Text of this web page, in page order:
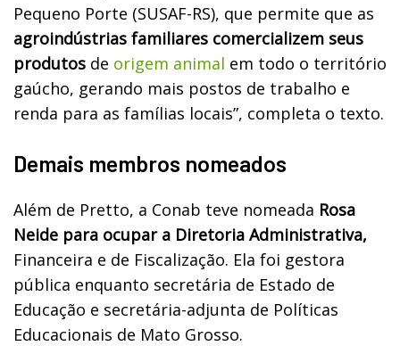
Pequeno Porte (SUSAF-RS), que permite que as
agroindústrias familiares comercializem seus
produtos de origem animal em todo o território
gaúcho, gerando mais postos de trabalho e
renda para as famílias locais”, completa o texto.
Demais membros nomeados
Além de Pretto, a Conab teve nomeada Rosa
Neide para ocupar a Diretoria Administrativa,
Financeira e de Fiscalização. Ela foi gestora
pública enquanto secretária de Estado de
Educação e secretária-adjunta de Políticas
Educacionais de Mato Grosso.